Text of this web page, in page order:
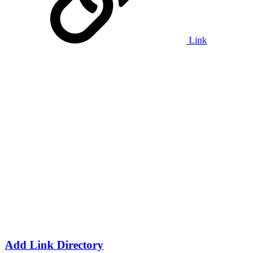
Link
Add Link Directory